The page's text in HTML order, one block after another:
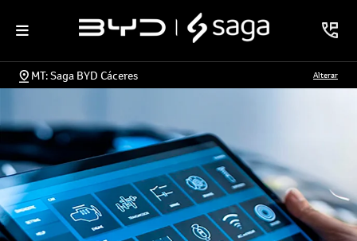
MT: Saga BYD Cáceres Alterar